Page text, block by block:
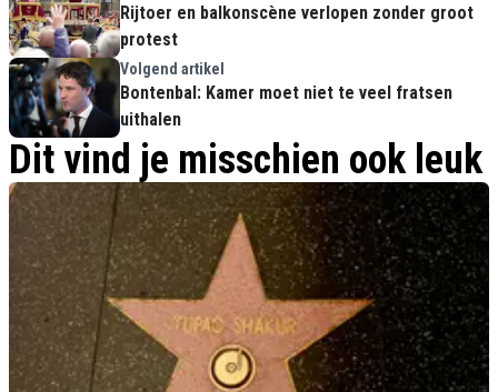
Rijtoer en balkonscène verlopen zonder groot
protest
Volgend artikel
Bontenbal: Kamer moet niet te veel fratsen
uithalen
Dit vind je misschien ook leuk